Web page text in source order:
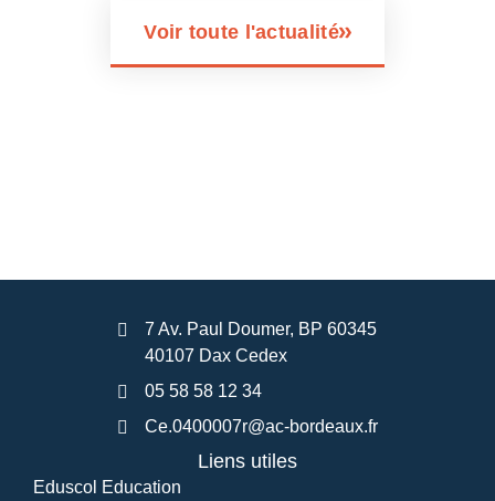
Voir toute l'actualité
7 Av. Paul Doumer, BP 60345
40107 Dax Cedex
05 58 58 12 34
Ce.0400007r@ac-bordeaux.fr
Liens utiles
Eduscol Education